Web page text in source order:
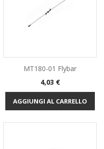
MT180-01 Flybar
Prezzo
4,03 €
AGGIUNGI AL CARRELLO